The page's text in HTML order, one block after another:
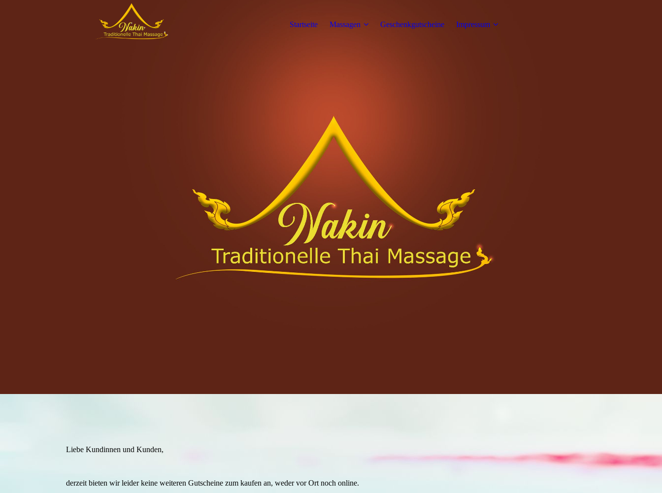
Startseite Massagen Geschenkgutscheine Impressum
Liebe Kundinnen und Kunden,
derzeit bieten wir leider keine weiteren Gutscheine zum kaufen an, weder vor Ort noch online.